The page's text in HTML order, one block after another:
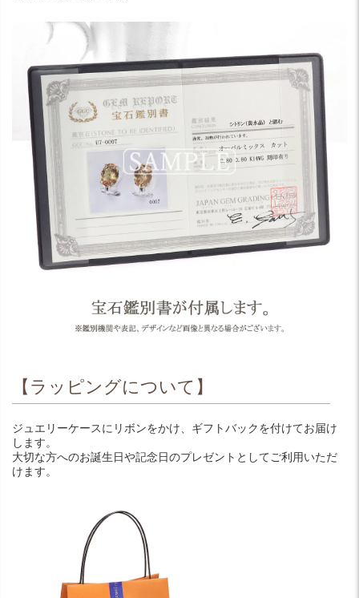
【ラッピングについて】
ジュエリーケースにリボンをかけ、ギフトバックを付けてお届け
します。
大切な方へのお誕生日や記念日のプレゼントとしてご利用いただ
けます。